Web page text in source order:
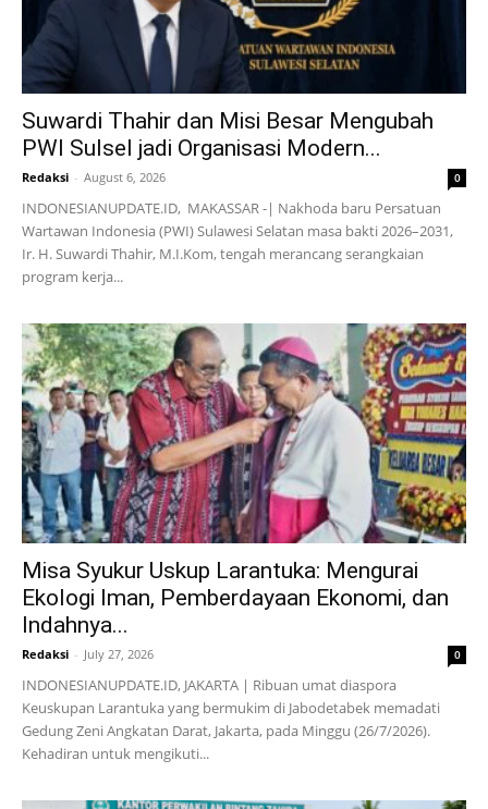
Suwardi Thahir dan Misi Besar Mengubah
PWI Sulsel jadi Organisasi Modern...
Redaksi - August 6, 2026 0
INDONESIANUPDATE.ID, MAKASSAR -| Nakhoda baru Persatuan
Wartawan Indonesia (PWI) Sulawesi Selatan masa bakti 2026–2031,
Ir. H. Suwardi Thahir, M.I.Kom, tengah merancang serangkaian
program kerja...
Misa Syukur Uskup Larantuka: Mengurai
Ekologi Iman, Pemberdayaan Ekonomi, dan
Indahnya...
Redaksi - July 27, 2026 0
INDONESIANUPDATE.ID, JAKARTA | Ribuan umat diaspora
Keuskupan Larantuka yang bermukim di Jabodetabek memadati
Gedung Zeni Angkatan Darat, Jakarta, pada Minggu (26/7/2026).
Kehadiran untuk mengikuti...